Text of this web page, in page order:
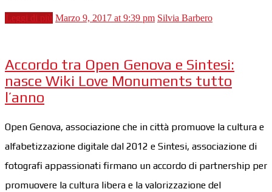
Leggi di più Marzo 9, 2017 at 9:39 pm Silvia Barbero
Accordo tra Open Genova e Sintesi:
nasce Wiki Love Monuments tutto
l’anno
Open Genova, associazione che in città promuove la cultura e
alfabetizzazione digitale dal 2012 e Sintesi, associazione di
fotografi appassionati firmano un accordo di partnership per
promuovere la cultura libera e la valorizzazione del